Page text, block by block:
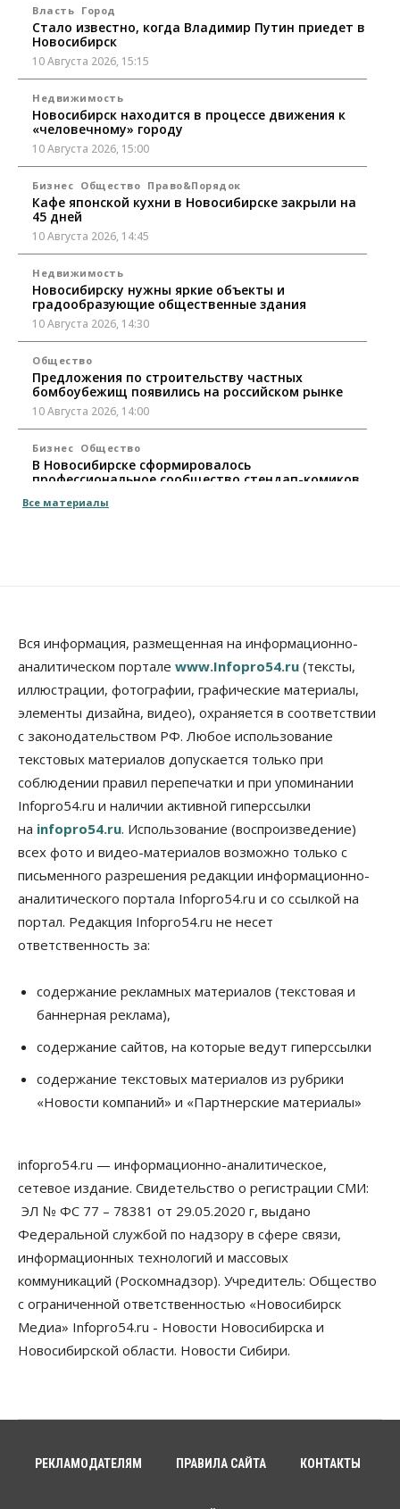
Власть Город
Стало известно, когда Владимир Путин приедет в
Новосибирск
10 Августа 2026, 15:15
Недвижимость
Новосибирск находится в процессе движения к
«человечному» городу
10 Августа 2026, 15:00
Бизнес Общество Право&Порядок
Кафе японской кухни в Новосибирске закрыли на
45 дней
10 Августа 2026, 14:45
Недвижимость
Новосибирску нужны яркие объекты и
градообразующие общественные здания
10 Августа 2026, 14:30
Общество
Предложения по строительству частных
бомбоубежищ появились на российском рынке
10 Августа 2026, 14:00
Бизнес Общество
В Новосибирске сформировалось
профессиональное сообщество стендап-комиков
10 Августа 2026, 13:30
10 Августа 2026, 13:00
Духовная и медицинская помощь: корабль-
церковь посетит 50 поселений Новосибирской
10 Августа 2026, 12:15
Общество
В Новосибирской области число дел о
банкротстве с начала года выросло на 7,2 %
10 Августа 2026, 12:00
Общество
НГУ обновил рекорд по числу абитуриентов
10 Августа 2026, 11:30
Общество
10 Августа 2026, 11:15
ПСБ нарастил объемы факторинга МСБ в
10 Августа 2026, 11:10
10 Августа 2026, 11:00
Бизнес Город Общество
Большая часть улиц в Новосибирске закрыта для
движения самокатов
10 Августа 2026, 10:00
Медицина Общество
Новосибирский «Вектор» проводит исследование
резистентности ВИЧ в трёх странах
10 Августа 2026, 09:00
Власть Общество
Все материалы
Вся информация, размещенная на информационно-
аналитическом портале www.Infopro54.ru (тексты,
иллюстрации, фотографии, графические материалы,
элементы дизайна, видео), охраняется в соответствии
с законодательством РФ. Любое использование
текстовых материалов допускается только при
соблюдении правил перепечатки и при упоминании
Infopro54.ru и наличии активной гиперссылки
на infopro54.ru. Использование (воспроизведение)
всех фото и видео-материалов возможно только с
письменного разрешения редакции информационно-
аналитического портала Infopro54.ru и со ссылкой на
портал. Редакция Infopro54.ru не несет
ответственность за:
содержание рекламных материалов (текстовая и
баннерная реклама),
содержание сайтов, на которые ведут гиперссылки
содержание текстовых материалов из рубрики
«Новости компаний» и «Партнерские материалы»
infopro54.ru — информационно-аналитическое,
сетевое издание. Свидетельство о регистрации СМИ:
ЭЛ № ФС 77 – 78381 от 29.05.2020 г, выдано
Федеральной службой по надзору в сфере связи,
информационных технологий и массовых
коммуникаций (Роскомнадзор). Учредитель: Общество
с ограниченной ответственностью «Новосибирск
Медиа» Infopro54.ru - Новости Новосибирска и
Новосибирской области. Новости Сибири.
РЕКЛАМОДАТЕЛЯМ ПРАВИЛА САЙТА КОНТАКТЫ